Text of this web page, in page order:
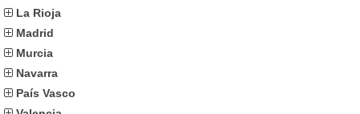
La Rioja
Madrid
Murcia
Navarra
País Vasco